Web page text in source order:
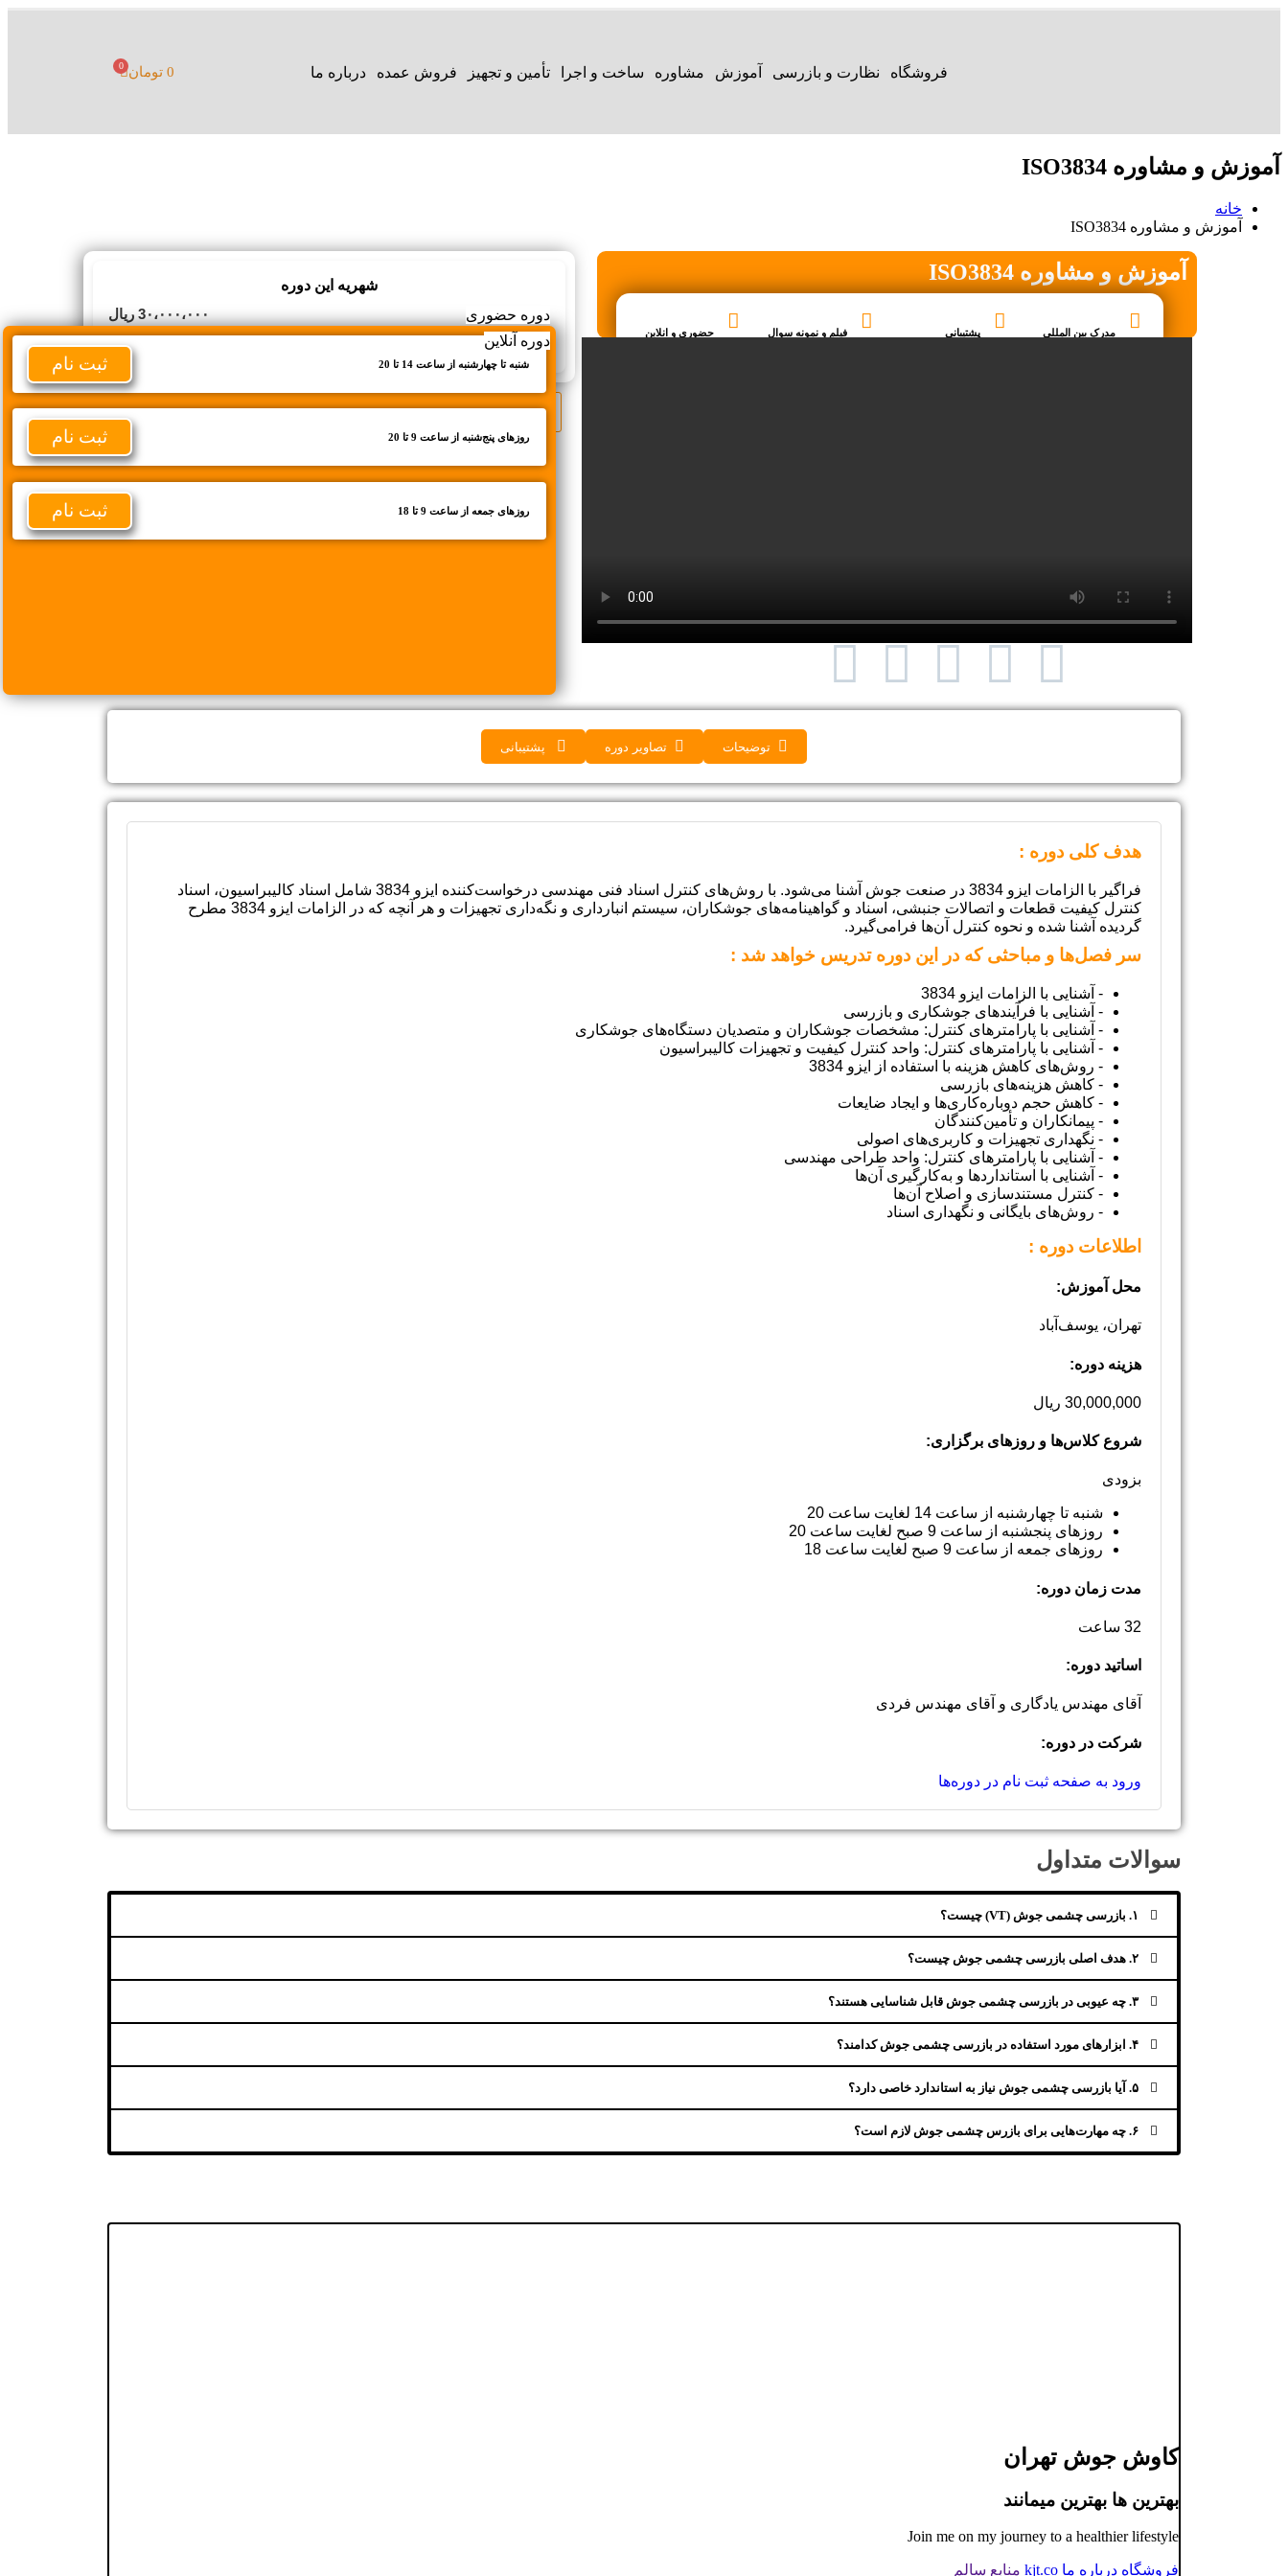
فروشگاه نظارت و بازرسی آموزش مشاوره ساخت و اجرا تأمین و تجهیز فروش عمده درباره ما 0 تومان 0
آموزش و مشاوره ISO3834
خانه
آموزش و مشاوره ISO3834
آموزش و مشاوره ISO3834
شهریه این دوره
3۰،۰۰۰،۰۰۰ ریال
دوره حضوری
۲۵،۰۰۰،۰۰۰ ریال
دوره آنلاین مدرک بین المللی پشتیبانی فیلم و نمونه سوال حضوری و انلاین
امتیاز دوره نظرات:2456 پروژه ها
شنبه تا چهارشنبه از ساعت 14 تا 20 ثبت نام
روزهای پنج‌شنبه از ساعت 9 تا 20 ثبت نام
روزهای جمعه از ساعت 9 تا 18 ثبت نام
توضیحات تصاویر دوره پشتیبانی
هدف کلی دوره :
فراگیر با الزامات ایزو 3834 در صنعت جوش آشنا می‌شود. با روش‌های کنترل اسناد فنی مهندسی درخواست‌کننده ایزو 3834 شامل اسناد کالیبراسیون، اسناد
کنترل کیفیت قطعات و اتصالات جنبشی، اسناد و گواهینامه‌های جوشکاران، سیستم انبارداری و نگه‌داری تجهیزات و هر آنچه که در الزامات ایزو 3834 مطرح
گردیده آشنا شده و نحوه کنترل آن‌ها فرامی‌گیرد.
سر فصل‌ها و مباحثی که در این دوره تدریس خواهد شد :
- آشنایی با الزامات ایزو 3834
- آشنایی با فرآیندهای جوشکاری و بازرسی
- آشنایی با پارامترهای کنترل: مشخصات جوشکاران و متصدیان دستگاه‌های جوشکاری
- آشنایی با پارامترهای کنترل: واحد کنترل کیفیت و تجهیزات کالیبراسیون
- روش‌های کاهش هزینه با استفاده از ایزو 3834
- کاهش هزینه‌های بازرسی
- کاهش حجم دوباره‌کاری‌ها و ایجاد ضایعات
- پیمانکاران و تأمین‌کنندگان
- نگهداری تجهیزات و کاربری‌های اصولی
- آشنایی با پارامترهای کنترل: واحد طراحی مهندسی
- آشنایی با استانداردها و به‌کارگیری آن‌ها
- کنترل مستندسازی و اصلاح آن‌ها
- روش‌های بایگانی و نگهداری اسناد
اطلاعات دوره :
محل آموزش:
تهران، یوسف‌آباد
هزینه دوره:
30,000,000 ریال
شروع کلاس‌ها و روزهای برگزاری:
بزودی
شنبه تا چهارشنبه از ساعت 14 لغایت ساعت 20
روزهای پنجشنبه از ساعت 9 صبح لغایت ساعت 20
روزهای جمعه از ساعت 9 صبح لغایت ساعت 18
مدت زمان دوره:
32 ساعت
اساتید دوره:
آقای مهندس یادگاری و آقای مهندس فردی
شرکت در دوره:
ورود به صفحه ثبت نام در دوره‌ها
سوالات متداول
۱. بازرسی چشمی جوش (VT) چیست؟
۲. هدف اصلی بازرسی چشمی جوش چیست؟
۳. چه عیوبی در بازرسی چشمی جوش قابل شناسایی هستند؟
۴. ابزارهای مورد استفاده در بازرسی چشمی جوش کدامند؟
۵. آیا بازرسی چشمی جوش نیاز به استاندارد خاصی دارد؟
۶. چه مهارت‌هایی برای بازرس چشمی جوش لازم است؟
کاوش جوش تهران
بهترین ها بهترین میمانند
Join me on my journey to a healthier lifestyle
فروشگاه درباره ما kjt.co منابع سالم